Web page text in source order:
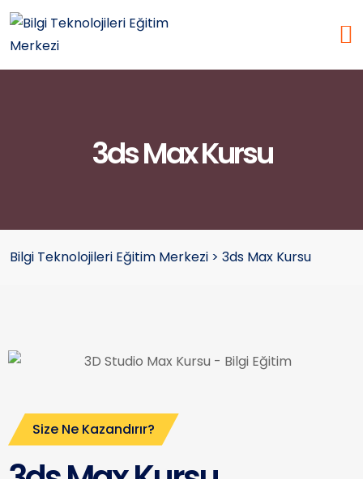
3ds Max Kursu
Bilgi Teknolojileri Eğitim Merkezi > 3ds Max Kursu
Size Ne Kazandırır?